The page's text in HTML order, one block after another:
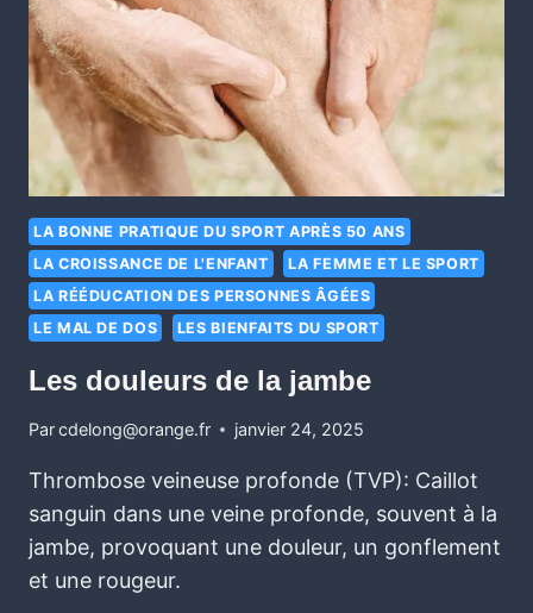
LA BONNE PRATIQUE DU SPORT APRÈS 50 ANS
LA CROISSANCE DE L'ENFANT
LA FEMME ET LE SPORT
LA RÉÉDUCATION DES PERSONNES ÂGÉES
LE MAL DE DOS
LES BIENFAITS DU SPORT
Les douleurs de la jambe
Parcdelong@orange.fr janvier 24, 2025
Thrombose veineuse profonde (TVP): Caillot
sanguin dans une veine profonde, souvent à la
jambe, provoquant une douleur, un gonflement
et une rougeur.